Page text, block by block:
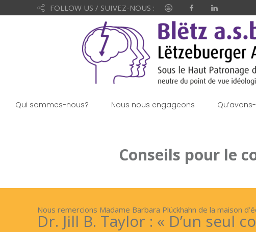
FOLLOW US / SUIVEZ-NOUS :
Qui sommes-nous? Nous nous engageons
Conseils pour le
Nous remercions Madame Barbara Plückhahn de la maison
Dr. Jill B. Taylor : « D’un seul